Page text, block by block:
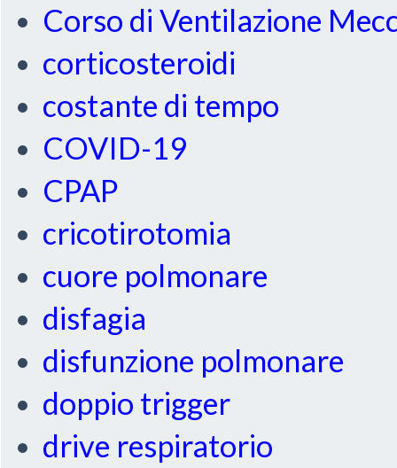
Corso di Ventilazione
corticosteroidi
costante di tempo
COVID-19
CPAP
cricotirotomia
cuore polmonare
disfagia
disfunzione polmonare
doppio trigger
drive respiratorio